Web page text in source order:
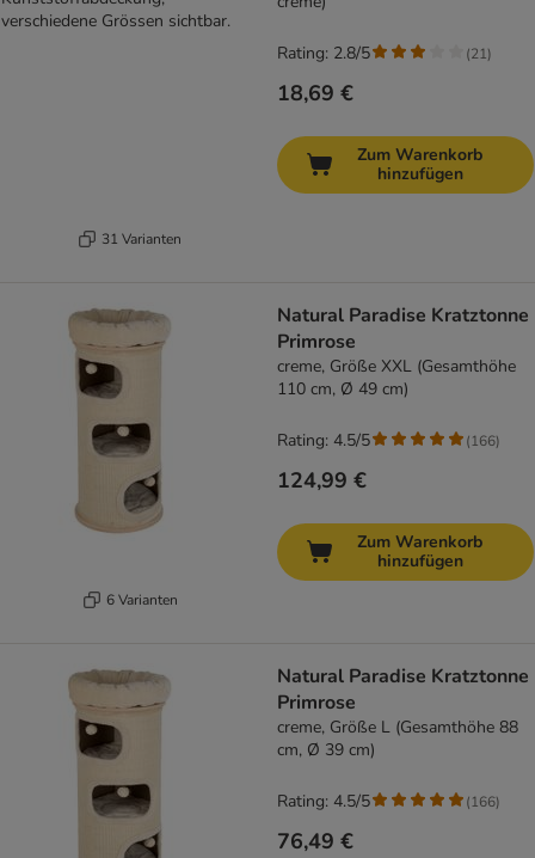
31 Varianten
18,69 €
Rating: 2.8/5 (21)
Zum Warenkorb
hinzufügen
6 Varianten
Natural Paradise Kratztonne
Primrose
creme, Größe XXL (Gesamthöhe
110 cm, Ø 49 cm)
124,99 €
Rating: 4.5/5 (166)
Zum Warenkorb
hinzufügen
Natural Paradise Kratztonne
Primrose
creme, Größe L (Gesamthöhe 88
cm, Ø 39 cm)
76,49 €
Rating: 4.5/5 (166)